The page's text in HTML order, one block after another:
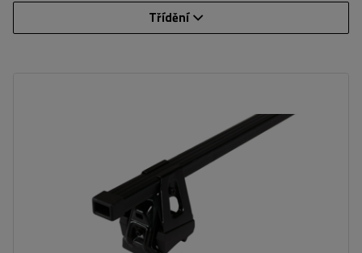
Třídění